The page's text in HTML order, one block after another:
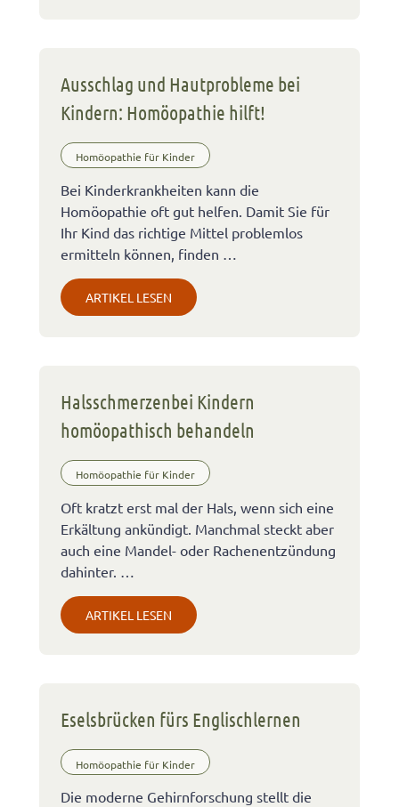
Ausschlag und Hautprobleme bei
Kindern: Homöopathie hilft!
Homöopathie für Kinder
Bei Kinderkrankheiten kann die
Homöopathie oft gut helfen. Damit Sie für
Ihr Kind das richtige Mittel problemlos
ermitteln können, finden …
ARTIKEL LESEN
Halsschmerzenbei Kindern
homöopathisch behandeln
Homöopathie für Kinder
Oft kratzt erst mal der Hals, wenn sich eine
Erkältung ankündigt. Manchmal steckt aber
auch eine Mandel- oder Rachenentzündung
dahinter. …
ARTIKEL LESEN
Eselsbrücken fürs Englischlernen
Homöopathie für Kinder
Die moderne Gehirnforschung stellt die